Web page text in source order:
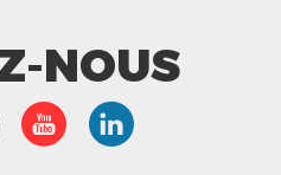
9
Boutiques traiteur
NOUS